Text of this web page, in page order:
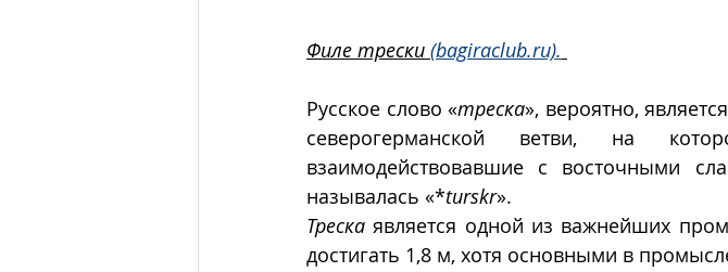
Филе трески (bagiraclub.ru).
Русское слово «треска», вероятно,
северогерманской ветви, на
взаимодействовавшие с восточными
называлась «*turskr».
Треска является одной из важнейших
достигать 1,8 м, хотя основными в